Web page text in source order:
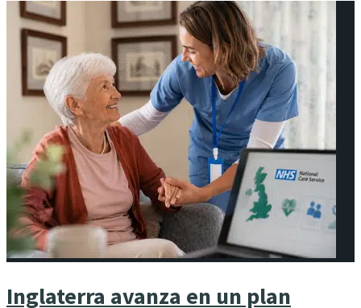
Inglaterra avanza en un plan